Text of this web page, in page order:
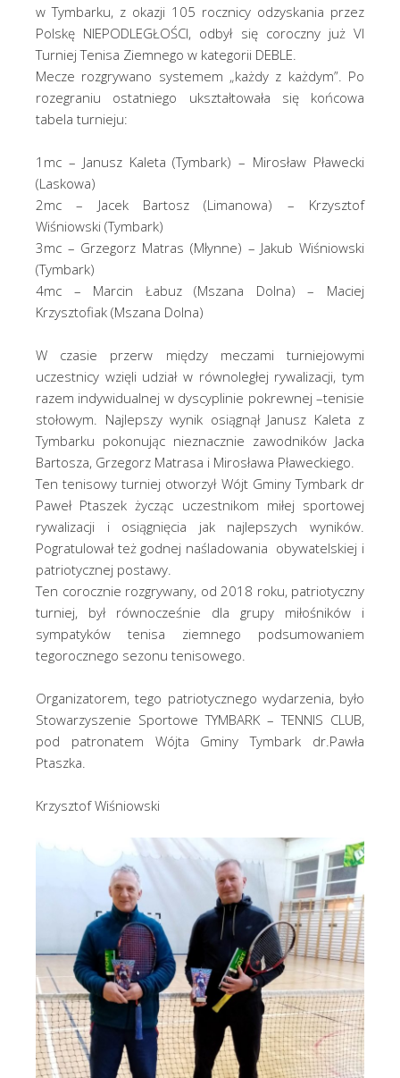
w Tymbarku, z okazji 105 rocznicy odzyskania przez
Polskę NIEPODLEGŁOŚCI, odbył się coroczny już VI
Turniej Tenisa Ziemnego w kategorii DEBLE.
Mecze rozgrywano systemem „każdy z każdym”. Po
rozegraniu ostatniego ukształtowała się końcowa
tabela turnieju:
1mc – Janusz Kaleta (Tymbark) – Mirosław Pławecki
(Laskowa)
2mc – Jacek Bartosz (Limanowa) – Krzysztof
Wiśniowski (Tymbark)
3mc – Grzegorz Matras (Młynne) – Jakub Wiśniowski
(Tymbark)
4mc – Marcin Łabuz (Mszana Dolna) – Maciej
Krzysztofiak (Mszana Dolna)
W czasie przerw między meczami turniejowymi
uczestnicy wzięli udział w równoległej rywalizacji, tym
razem indywidualnej w dyscyplinie pokrewnej –tenisie
stołowym. Najlepszy wynik osiągnął Janusz Kaleta z
Tymbarku pokonując nieznacznie zawodników Jacka
Bartosza, Grzegorz Matrasa i Mirosława Pławeckiego.
Ten tenisowy turniej otworzył Wójt Gminy Tymbark dr
Paweł Ptaszek życząc uczestnikom miłej sportowej
rywalizacji i osiągnięcia jak najlepszych wyników.
Pogratulował też godnej naśladowania obywatelskiej i
patriotycznej postawy.
Ten corocznie rozgrywany, od 2018 roku, patriotyczny
turniej, był równocześnie dla grupy miłośników i
sympatyków tenisa ziemnego podsumowaniem
tegorocznego sezonu tenisowego.
Organizatorem, tego patriotycznego wydarzenia, było
Stowarzyszenie Sportowe TYMBARK – TENNIS CLUB,
pod patronatem Wójta Gminy Tymbark dr.Pawła
Ptaszka.
Krzysztof Wiśniowski